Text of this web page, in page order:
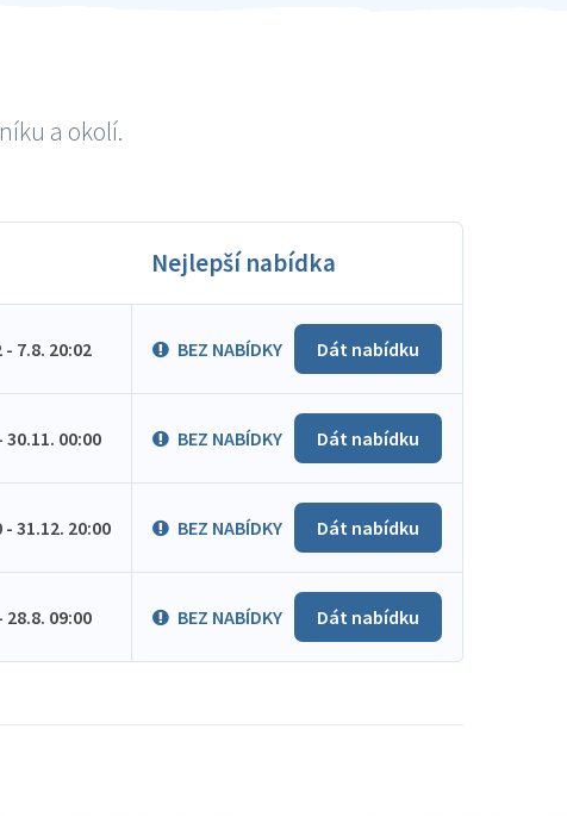
a okolí.
Nejlepší nabídka
- 7.8. 20:02 BEZ NABÍDKY Dát nabídku
30.11. 00:00 BEZ NABÍDKY Dát nabídku
- 31.12. 20:00 BEZ NABÍDKY Dát nabídku
28.8. 09:00 BEZ NABÍDKY Dát nabídku